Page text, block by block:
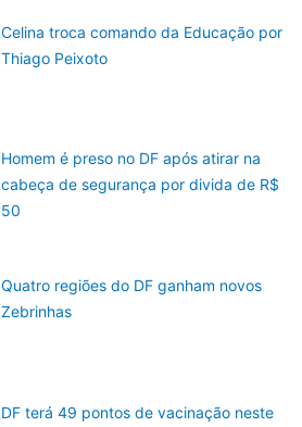
Celina troca comando da Educação por
Thiago Peixoto
Homem é preso no DF após atirar na
cabeça de segurança por divida de R$
50
Quatro regiões do DF ganham novos
Zebrinhas
DF terá 49 pontos de vacinação neste